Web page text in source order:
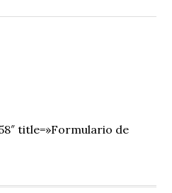
title=»Formulario de